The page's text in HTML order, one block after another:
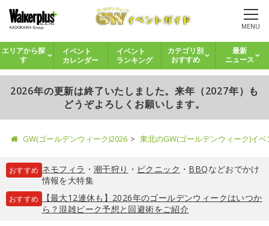
MENU
エリアから探
す
イベント
カレンダー
イベント
ランキング
カテゴリ別
おすすめ
最新
ニュース
2026年の更新は終了いたしました。来年（2027年）も
どうぞよろしくお願いします。
GW(ゴールデンウィーク)2026 東北のGW(ゴールデンウィーク)イ
おすすめ ネモフィラ ・ 潮干狩り ・ ピクニック ・ BBQなどおでかけ
情報を大特集
おすすめ
【最大12連休も】2026年のゴールデンウィークはいつか
ら？混雑ピーク予想と回避術をご紹介